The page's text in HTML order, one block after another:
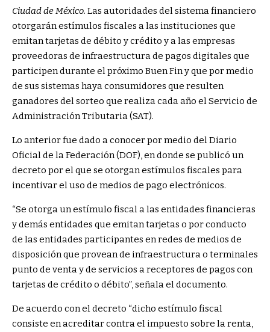
Ciudad de México. Las autoridades del sistema financiero
otorgarán estímulos fiscales a las instituciones que
emitan tarjetas de débito y crédito y a las empresas
proveedoras de infraestructura de pagos digitales que
participen durante el próximo Buen Fin y que por medio
de sus sistemas haya consumidores que resulten
ganadores del sorteo que realiza cada año el Servicio de
Administración Tributaria (SAT).
Lo anterior fue dado a conocer por medio del Diario
Oficial de la Federación (DOF), en donde se publicó un
decreto por el que se otorgan estímulos fiscales para
incentivar el uso de medios de pago electrónicos.
“Se otorga un estímulo fiscal a las entidades financieras
y demás entidades que emitan tarjetas o por conducto
de las entidades participantes en redes de medios de
disposición que provean de infraestructura o terminales
punto de venta y de servicios a receptores de pagos con
tarjetas de crédito o débito”, señala el documento.
De acuerdo con el decreto “dicho estímulo fiscal
consiste en acreditar contra el impuesto sobre la renta,